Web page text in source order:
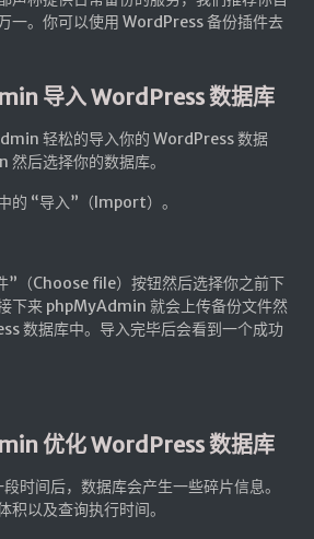
一。你可以使用 WordPress 备份插件去
导入 WordPress 数据库
轻松的导入你的 WordPress 数据
后选择你的数据库。
的 “导入”（Import）。
”（Choose file）按钮然后选择你之前下
下来 phpMyAdmin 就会上传备份文件然
数据库中。导入完毕后会看到一个成功
优化 WordPress 数据库
时间后，数据库会产生一些碎片信息。
积以及查询执行时间。